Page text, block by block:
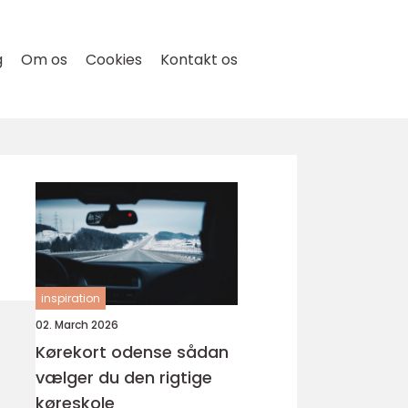
Om os Cookies Kontakt os
inspiration
02. March 2026
Kørekort odense sådan
vælger du den rigtige
køreskole